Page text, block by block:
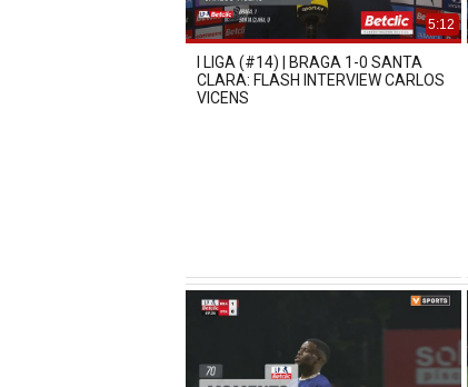
5:12
I LIGA (#14) | BRAGA 1-0 SANTA
CLARA: FLASH INTERVIEW CARLOS
VICENS